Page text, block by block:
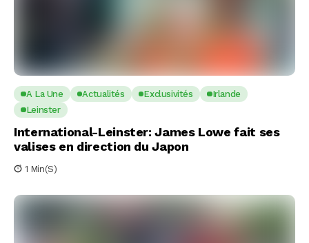
A La Une Actualités Exclusivités
Irlande
Leinster
International-Leinster: James Lowe fait ses
valises en direction du Japon
1 Min(s)